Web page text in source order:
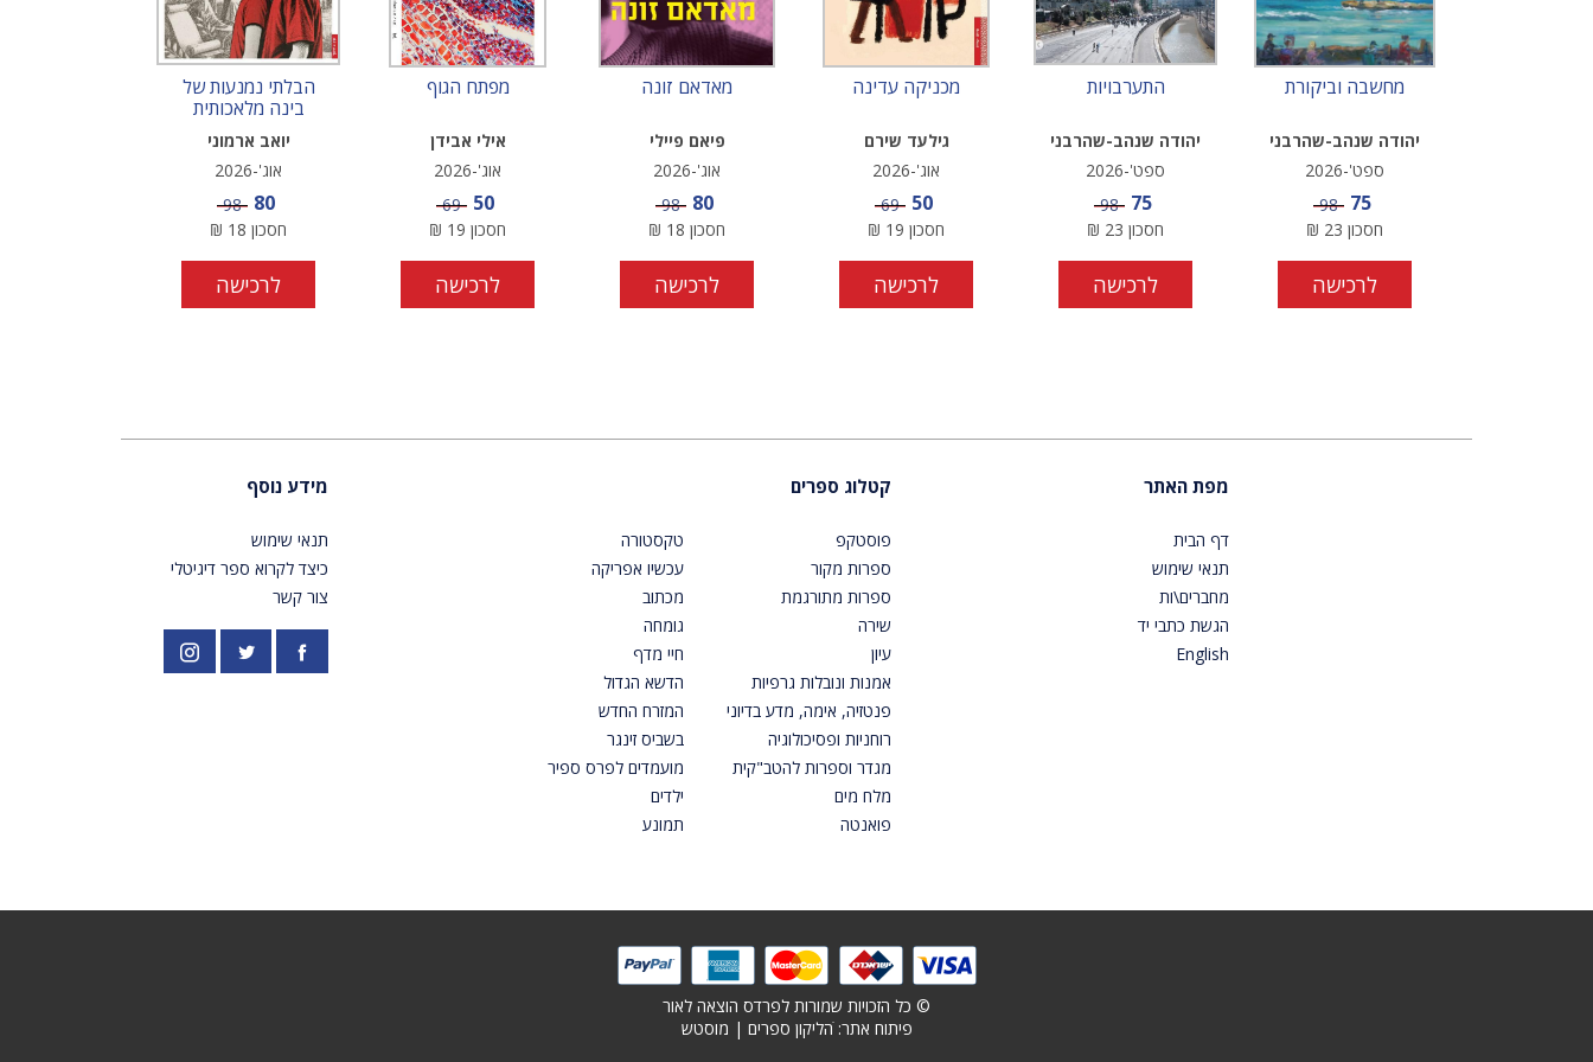
מחשבה וביקורת
יהודה שנהב-שהרבני
ספט'-2026
מחיר מבצע
75 מחיר
98
חסכון 23
₪
לרכישה
התערבויות
יהודה שנהב-שהרבני
ספט'-2026
מחיר מבצע
75 מחיר
98
חסכון 23
₪
לרכישה
מכניקה עדינה
גילעד שירם
אוג'-2026
מחיר מבצע
50 מחיר
69
חסכון 19
₪
לרכישה
מאדאם זונה
פיאם פיילי
אוג'-2026
מחיר מבצע
80 מחיר
98
חסכון 18
₪
לרכישה
מפתח הגוף
אילי אבידן
אוג'-2026
מחיר מבצע
50 מחיר
69
חסכון 19
₪
לרכישה
הבלתי נמנעות של
בינה מלאכותית
יואב ארמוני
אוג'-2026
מחיר מבצע
80 מחיר
98
חסכון 18
₪
לרכישה
מפת האתר
דף הבית
תנאי שימוש
מחברים\ות
הגשת כתבי יד
English
קטלוג ספרים
פוסטקפ
ספרות מקור
ספרות מתורגמת
שירה
עיון
אמנות ונובלות גרפיות
פנטזיה, אימה, מדע בדיוני
רוחניות ופסיכולוגיה
מגדר וספרות להטב"קית
מלח מים
פואנטה
טקסטורה
עכשיו אפריקה
מכתוב
גומחה
חיי מדף
הדשא הגדול
המזרח החדש
בשביס זינגר
מועמדים לפרס ספיר
ילדים
תמונע
מידע נוסף
תנאי שימוש
כיצד לקרוא ספר דיגיטלי
צור קשר
פייסבוק PardesPublish
אינסטגרם
© כל הזכויות שמורות לפרדס הוצאה לאור
פיתוח אתר: ׁהליקון ספרים | מוסטש